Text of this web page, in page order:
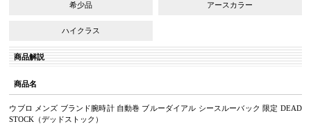
希少品 アースカラー
ハイクラス
商品解説
商品名
ウブロ メンズ ブランド腕時計 自動巻 ブルーダイアル シースルーバック 限定 DEAD
STOCK（デッドストック）